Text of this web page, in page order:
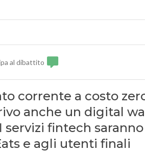
al dibattito
corrente a costo
anche un digital
servizi fintech
e agli utenti finali